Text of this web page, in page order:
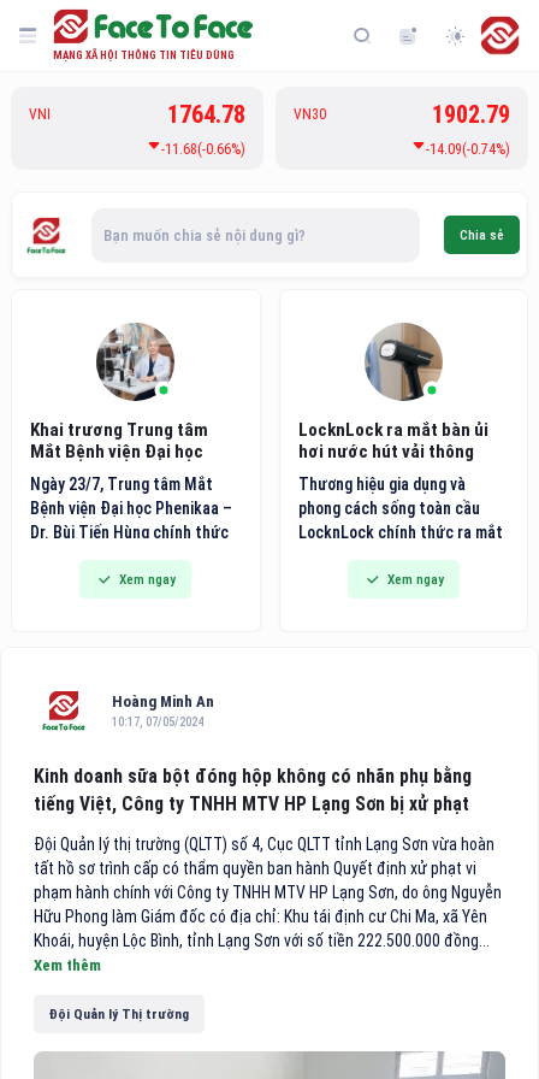
MẠNG XÃ HỘI THÔNG TIN TIÊU DÙNG
VNI 1764.78
-11.68(-0.66%)
VN30 1902.79
-14.09(-0.74%)
Bạn muốn chia sẻ nội dung gì? Chia sẻ
Khai trương Trung tâm
Mắt Bệnh viện Đại học
Phenikaa
Ngày 23/7, Trung tâm Mắt
Bệnh viện Đại học Phenikaa –
Dr. Bùi Tiến Hùng chính thức
đi vào hoạt động, đánh dấu
bước phát triển quan trọng
trong chiến lược hoàn thiện hệ
địa chỉ khám, điều trị và phẫu
thuật mắt chất lượng cao
chuyên sâu.
Xem ngay
LocknLock ra mắt bàn ủi
hơi nước hút vải thông
minh thế hệ mới
Thương hiệu gia dụng và
phong cách sống toàn cầu
LocknLock chính thức ra mắt
dòng bàn ủi hơi nước cầm tay
thế hệ mới tích hợp công nghệ
hút vải thông minh, hướng đến
Xem ngay
Hoàng Minh An
10:17, 07/05/2024
Kinh doanh sữa bột đóng hộp không có nhãn phụ bằng
tiếng Việt, Công ty TNHH MTV HP Lạng Sơn bị xử phạt
Đội Quản lý thị trường (QLTT) số 4, Cục QLTT tỉnh Lạng Sơn vừa hoàn
tất hồ sơ trình cấp có thẩm quyền ban hành Quyết định xử phạt vi
phạm hành chính với Công ty TNHH MTV HP Lạng Sơn, do ông Nguyễn
Hữu Phong làm Giám đốc có địa chỉ: Khu tái định cư Chi Ma, xã Yên
Khoái, huyện Lộc Bình, tỉnh Lạng Sơn với số tiền 222.500.000 đồng...
Xem thêm
Đội Quản lý Thị trường